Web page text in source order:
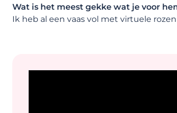
Wat is het meest gekke wat je voor
Ik heb al een vaas vol met virtuele